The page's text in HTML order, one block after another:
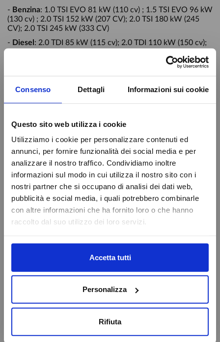
Consenso Dettagli Informazioni sui cookie
Questo sito web utilizza i cookie
Utilizziamo i cookie per personalizzare contenuti ed
annunci, per fornire funzionalità dei social media e per
analizzare il nostro traffico. Condividiamo inoltre
informazioni sul modo in cui utilizza il nostro sito con i
nostri partner che si occupano di analisi dei dati web,
pubblicità e social media, i quali potrebbero combinarle
con altre informazioni che ha fornito loro o che hanno
raccolto dal suo utilizzo dei loro servizi.
Accetta tutti
Personalizza
Rifiuta
- Benzina: 1.0 TSI EVO 81 kW (110 cv) ; 1.5 TSI EVO 96 kW
(130 cv) ; 2.0 TSI 152 kW (207 CV); 2.0 TSI 180 kW (245
CV); 2.0 TSI 245 kW (333 CV)
- Diesel : 2.0 TDI 85 kW (115 cv); 2.0 TDI 110 kW (150 cv);
(130cv)
-Benzina
1.5 TSI ACT 110 kW (150 CV)
Attenzione
Caricamento veicoli non riuscito